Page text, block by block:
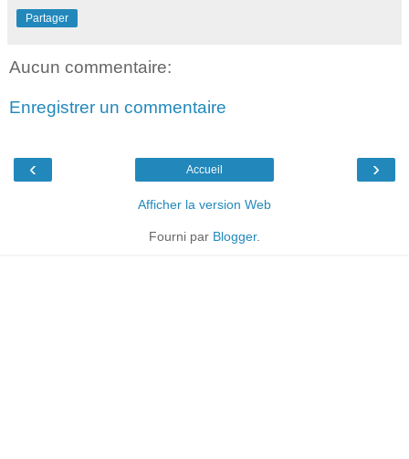
Partager
Aucun commentaire:
Enregistrer un commentaire
‹ ›
Accueil
Afficher la version Web
Fourni par Blogger.